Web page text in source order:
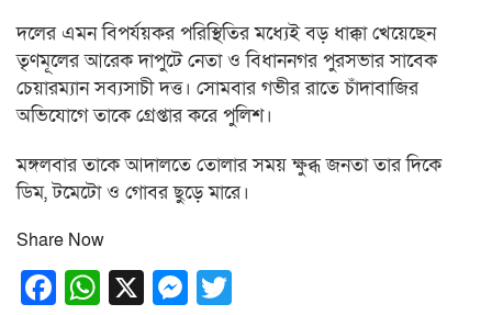
দলের এমন বিপর্যয়কর পরিস্থিতির মধ্যেই বড় ধাক্কা খেয়েছেন
তৃণমূলের আরেক দাপুটে নেতা ও বিধাননগর পুরসভার সাবেক
চেয়ারম্যান সব্যসাচী দত্ত। সোমবার গভীর রাতে চাঁদাবাজির
অভিযোগে তাকে গ্রেপ্তার করে পুলিশ।
মঙ্গলবার তাকে আদালতে তোলার সময় ক্ষুব্ধ জনতা তার দিকে
ডিম, টমেটো ও গোবর ছুড়ে মারে।
Share Now
Facebook
WhatsApp
X Messenger